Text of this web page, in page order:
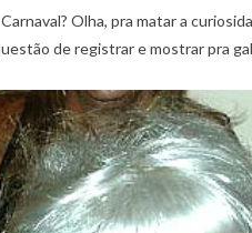
Olha, pra matar a
de registrar e mostrar pra